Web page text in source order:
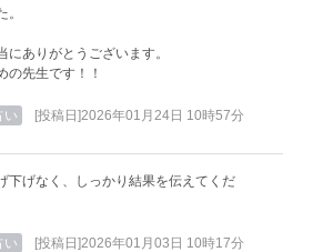
ありがとうございます。
の先生です！！
い [投稿日]2026年01月24日 10時57分
下げなく、しっかり結果を伝えてくだ
い [投稿日]2026年01月03日 10時17分